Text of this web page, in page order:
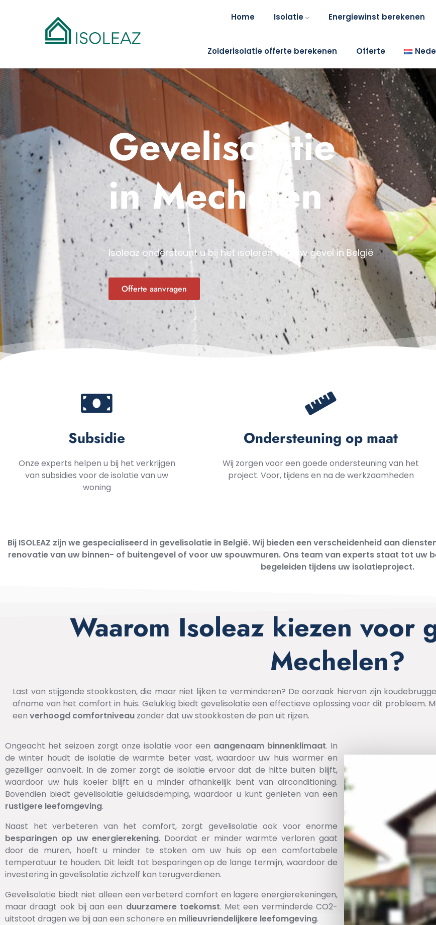
Home Isolatie Energiewinst berekenen
Zolderisolatie offerte berekenen Offerte
Gevelisolatie
in Mechelen
Isoleaz ondersteunt u bij het isoleren van uw gevel in België
Offerte aanvragen
Subsidie
Onze experts helpen u bij het verkrijgen
van subsidies voor de isolatie van uw
woning
Ondersteuning op maat
Wij zorgen voor een goede ondersteuning van het
project. Voor, tijdens en na de werkzaamheden
Bij ISOLEAZ zijn we gespecialiseerd in gevelisolatie in België. Wij bieden een verscheidenheid aan
renovatie van uw binnen- of buitengevel of voor uw spouwmuren. Ons team van experts staat tot uw
begeleiden tijdens uw isolatieproject.
Waarom Isoleaz kiezen voor
Mechelen?
Last van stijgende stookkosten, die maar niet lijken te verminderen? De oorzaak hiervan zijn
afname van het comfort in huis. Gelukkig biedt gevelisolatie een effectieve oplossing voor dit probleem.
een verhoogd comfortniveau zonder dat uw stookkosten de pan uit rijzen.
Ongeacht het seizoen zorgt onze isolatie voor een aangenaam binnenklimaat. In
de winter houdt de isolatie de warmte beter vast, waardoor uw huis warmer en
gezelliger aanvoelt. In de zomer zorgt de isolatie ervoor dat de hitte buiten blijft,
waardoor uw huis koeler blijft en u minder afhankelijk bent van airconditioning.
Bovendien biedt gevelisolatie geluidsdemping, waardoor u kunt genieten van een
rustigere leefomgeving.
Naast het verbeteren van het comfort, zorgt gevelisolatie ook voor enorme
besparingen op uw energierekening. Doordat er minder warmte verloren gaat
door de muren, hoeft u minder te stoken om uw huis op een comfortabele
temperatuur te houden. Dit leidt tot besparingen op de lange termijn, waardoor de
investering in gevelisolatie zichzelf kan terugverdienen.
Gevelisolatie biedt niet alleen een verbeterd comfort en lagere energierekeningen,
maar draagt ook bij aan een duurzamere toekomst. Met een verminderde CO2-
uitstoot dragen we bij aan een schonere en milieuvriendelijkere leefomgeving.